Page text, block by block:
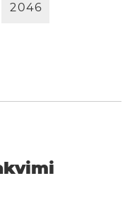
2046